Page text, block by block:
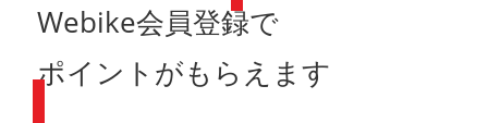
Webike会員登録で
ポイントがもらえます